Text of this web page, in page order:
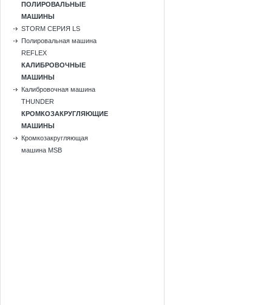
ПОЛИРОВАЛЬНЫЕ
МАШИНЫ
STORM СЕРИЯ LS
Полировальная машина
REFLEX
КАЛИБРОВОЧНЫЕ
МАШИНЫ
Калибровочная машина
THUNDER
КРОМКОЗАКРУГЛЯЮЩИЕ
МАШИНЫ
Кромкозакругляющая
машина MSB